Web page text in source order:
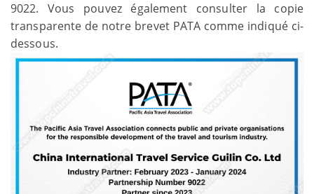
9022. Vous pouvez également consulter la copie
transparente de notre brevet PATA comme indiqué ci-
dessous.